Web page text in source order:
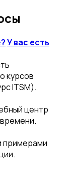
У вас есть
курсов
ITSM).
центр
примерами